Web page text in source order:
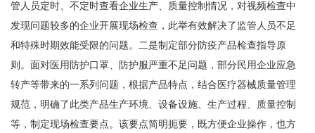
管人员定时、不定时查看企业生产、质量控制情况，对视频检查中
发现问题较多的企业开展现场检查，此举有效解决了监管人员不足
和特殊时期效能受限的问题。二是制定部分防疫产品检查指导原
则。面对医用防护口罩、防护服严重不足问题，部分民用企业应急
转产等带来的一系列问题，根据产品特点，结合医疗器械质量管理
规范，明确了此类产品生产环境、设备设施、生产过程、质量控制
等，制定现场检查要点。该要点简明扼要，既方便企业操作，也方